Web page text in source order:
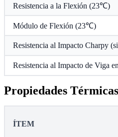
Resistencia a la Flexión (23℃)
Módulo de Flexión (23℃)
Resistencia al Impacto Charpy
Resistencia al Impacto de Viga
Propiedades Térmicas
ÍTEM